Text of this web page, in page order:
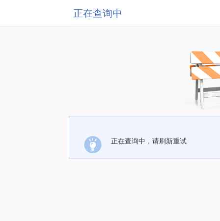
正在查询中
正在查询中，请刷新重试